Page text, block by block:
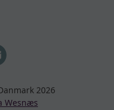
2026
Wesnæs